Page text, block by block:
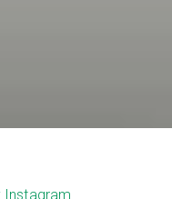
Instagram